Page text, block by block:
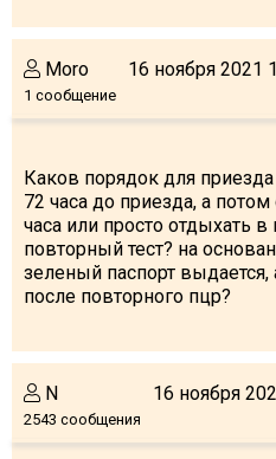
Moro
1 сообщение
16 ноября 2021
Каков порядок для
72 часа до приезда, а
часа или просто отдыхать в
повторный тест? на
зеленый паспорт выдается,
после повторного пцр?
N
2543 сообщения
16 ноября